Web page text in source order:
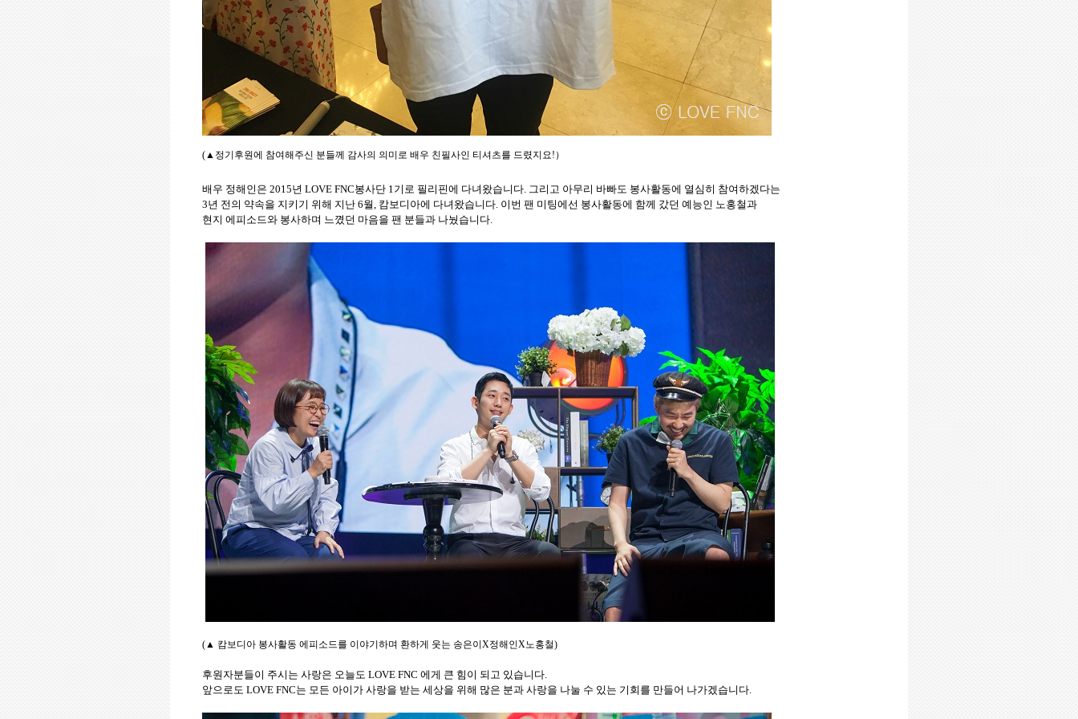
(▲ 정기후원에 참여해주신 분들께 감사의 의미로 배우 친필사인 티셔츠를 드렸지요! ）
배우 정해인은 2015년 LOVE FNC봉사단 1기로 필리핀에 다녀왔습니다. 그리고 아무리 바빠도 봉사활동에 열심히 참여하겠다는
3년 전의 약속을 지키기 위해 지난 6월, 캄보디아에 다녀왔습니다. 이번 팬 미팅에선 봉사활동에 함께 갔던 예능인 노홍철과
현지 에피소드와 봉사하며 느꼈던 마음을 팬 분들과 나눴습니다.
(▲ 캄보디아 봉사활동 에피소드를 이야기하며 환하게 웃는 송은이 X정해인X노홍철)
후원자분들이 주시는 사랑은 오늘도 LOVE FNC 에게 큰 힘이 되고 있습니다.
앞으로도 LOVE FNC는 모든 아이가 사랑을 받는 세상을 위해 많은 분과 사랑을 나눌 수 있는 기회를 만들어 나가겠습니다.